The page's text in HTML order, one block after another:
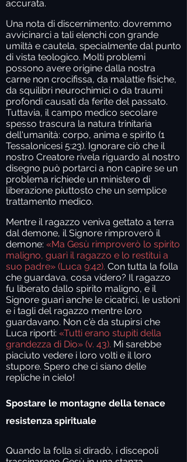
accurata.
Una nota di discernimento: dovremmo
avvicinarci a tali elenchi con grande
umiltà e cautela, specialmente dal punto
di vista teologico. Molti problemi
possono avere origine dalla nostra
carne non crocifissa, da malattie fisiche,
da squilibri neurochimici o da traumi
profondi causati da ferite del passato.
Tuttavia, il campo medico secolare
spesso trascura la natura trinitaria
dell'umanità: corpo, anima e spirito (1
Tessalonicesi 5:23). Ignorare ciò che il
nostro Creatore rivela riguardo al nostro
disegno può portarci a non capire se un
problema richiede un ministero di
liberazione piuttosto che un semplice
trattamento medico.
Mentre il ragazzo veniva gettato a terra
dal demone, il Signore rimproverò il
demone: «Ma Gesù rimproverò lo spirito
maligno, guarì il ragazzo e lo restituì a
suo padre» (Luca 9:42). Con tutta la folla
che guardava, cosa videro? Il ragazzo
fu liberato dallo spirito maligno, e il
Signore guarì anche le cicatrici, le ustioni
e i tagli del ragazzo mentre loro
guardavano. Non c'è da stupirsi che
Luca riporti: «Tutti erano stupiti della
grandezza di Dio» (v. 43). Mi sarebbe
piaciuto vedere i loro volti e il loro
stupore. Spero che ci siano delle
repliche in cielo!
Spostare le montagne della tenace
resistenza spirituale
Quando la folla si diradò, i discepoli